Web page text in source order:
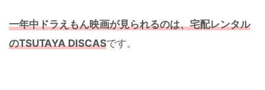
一年中ドラえもん映画が見られるのは、宅配レンタル
のTSUTAYA DISCASです。